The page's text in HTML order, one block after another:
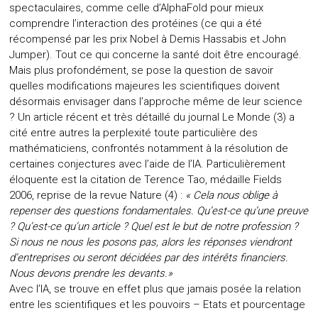
spectaculaires, comme celle d’AlphaFold pour mieux
comprendre l’interaction des protéines (ce qui a été
récompensé par les prix Nobel à Demis Hassabis et John
Jumper). Tout ce qui concerne la santé doit être encouragé.
Mais plus profondément, se pose la question de savoir
quelles modifications majeures les scientifiques doivent
désormais envisager dans l’approche même de leur science
? Un article récent et très détaillé du journal Le Monde (3) a
cité entre autres la perplexité toute particulière des
mathématiciens, confrontés notamment à la résolution de
certaines conjectures avec l’aide de l’IA. Particulièrement
éloquente est la citation de Terence Tao, médaille Fields
2006, reprise de la revue Nature (4) : « Cela nous oblige à
repenser des questions fondamentales. Qu’est-ce qu’une preuve
? Qu’est-ce qu’un article ? Quel est le but de notre profession ?
Si nous ne nous les posons pas, alors les réponses viendront
d’entreprises ou seront décidées par des intérêts financiers.
Nous devons prendre les devants.»
Avec l’IA, se trouve en effet plus que jamais posée la relation
entre les scientifiques et les pouvoirs – Etats et pourcentage